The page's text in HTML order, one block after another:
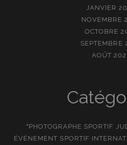
JANVIER
NOVEMBRE
OCTOBRE
SEPTEMBRE
AOÛT
"PHOTOGRAPHE SPORTIF
ÉVÉNEMENT SPORTIF